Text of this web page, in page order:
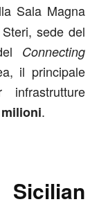
Sala Magna
sede del
Connecting
il principale
.